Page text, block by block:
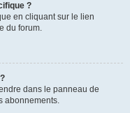
?
en cliquant sur le lien
du forum.
dans le panneau de
abonnements.